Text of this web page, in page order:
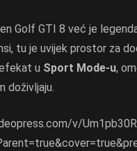
Golf GTI 8 već je
tu je uvijek prostor za
u Sport Mode-u,
doživljaju.
v/